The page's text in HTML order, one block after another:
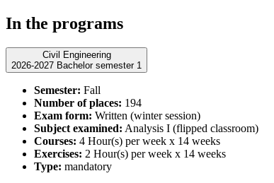
In the programs
Civil Engineering
2026-2027 Bachelor semester 1
Semester: Fall
Number of places: 194
Exam form: Written (winter session)
Subject examined: Analysis I (flipped classroom)
Courses: 4 Hour(s) per week x 14 weeks
Exercises: 2 Hour(s) per week x 14 weeks
Type: mandatory